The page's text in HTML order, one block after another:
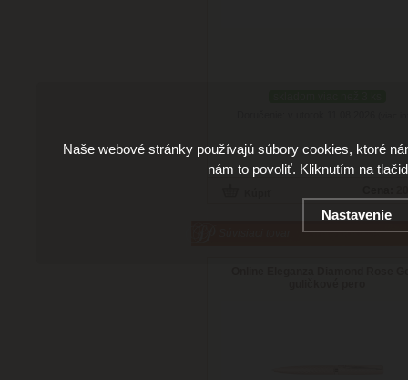
Naše webové stránky používajú súbory cookies, ktoré
nám to povoliť. Kliknutím na
Nastavenie